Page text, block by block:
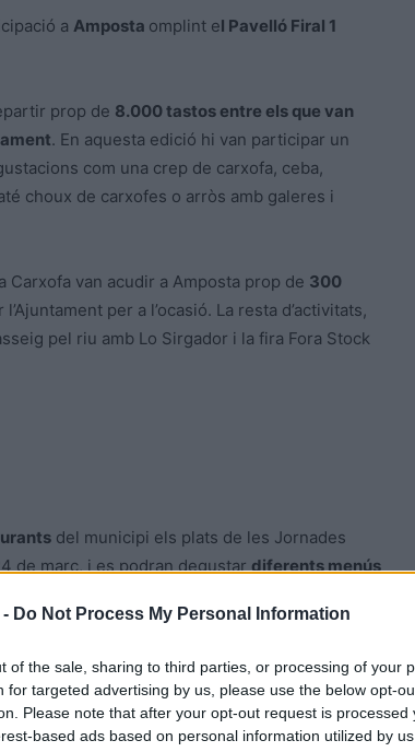
Do Not Process My Personal Information
of the sale, sharing to third parties, or processing of your
for targeted advertising by us, please use the below opt-
Please note that after your opt-out request is processed
based ads based on personal information utilized by
a Amposta omplint el Pavelló Firal 1
prop de 8.000 tastos entre els que van
. En aquesta edició hi van participar un
com una crep de carxofa, ceba,
choux de carxofes o arròs amb galeres i
Carxofa van acudir a Amposta prop de 300
per a l’ocasió. La resta d’activitats,
pel riu amb Lo Sirgador i la fira Fora Stock
del municipi els plats de les Jornades
de març, i es podran degustardiferents menús